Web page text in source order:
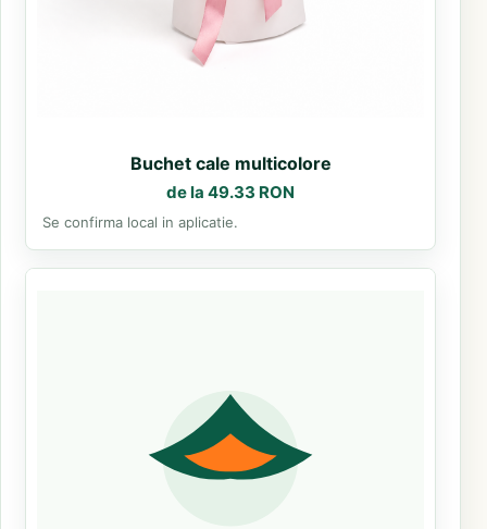
Buchet cale multicolore
de la 49.33 RON
Se confirma local in aplicatie.